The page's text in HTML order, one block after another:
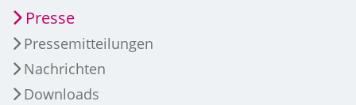
Presse
Pressemitteilungen
Nachrichten
Downloads